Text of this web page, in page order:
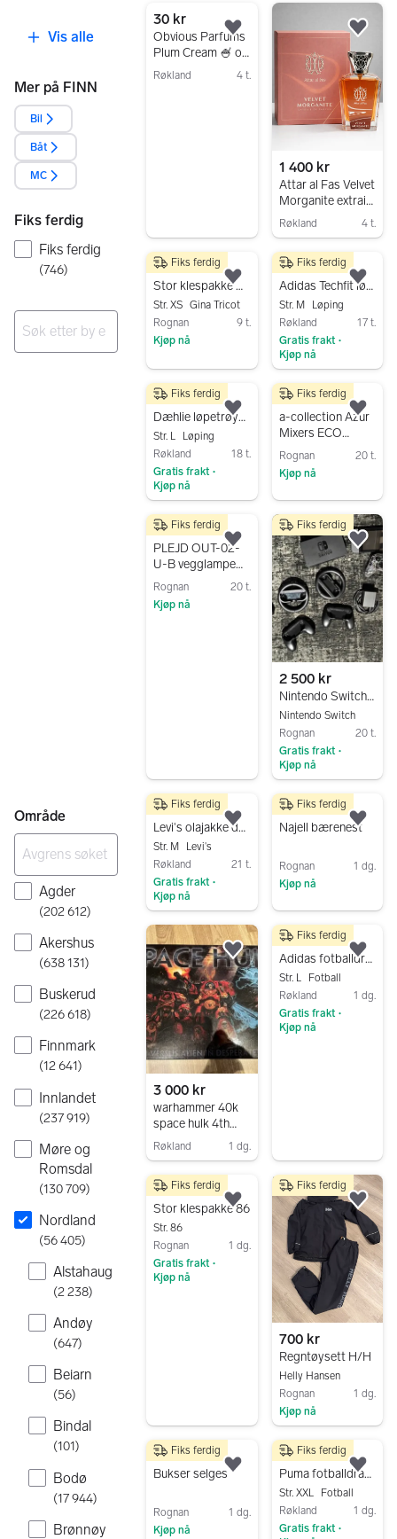
Vis alle
Mer på FINN
Bil
Båt
MC
Fiks ferdig
Fiks ferdig
(746)
Område
Agder
(202 612)
Akershus
(638 131)
Buskerud
(226 618)
Finnmark
(12 641)
Innlandet
(237 919)
Møre og
Romsdal
(130 709)
Nordland
(56 405)
Alstahaug
(2 238)
Andøy
(647)
Beiarn
(56)
Bindal
(101)
Bodø
(17 944)
Brønnøy
30 kr
Obvious Parfums
Plum Cream 🍧 og
Une Rose🌹
Røkland 4 t.
Legg til som favoritt.
1 400 kr
Attar al Fas Velvet
Morganite extrait
parfyme
Røkland 4 t.
650 kr
Stor klespakke XS/S
Str. XS Gina Tricot
Rognan
9 t.
Kjøp nå
Fiks ferdig
Legg til som favoritt.
Gå til annonsen
100 kr
Adidas Techfit løpeshorts M svart unisex
Str. M
Løping
Røkland
17 t.
Gratis frakt •
Kjøp nå
Fiks ferdig
150 kr
Dæhlie løpetrøye langermet L blå
Str. L
Løping
Røkland
18 t.
Gratis frakt •
Kjøp nå
Fiks ferdig
Legg til som favoritt.
800 kr
a-collection Azur
Mixers ECO
dusjbatteri krom
Rognan
20 t.
Kjøp nå
Fiks ferdig
Gå til annonsen
1 100 kr
PLEJD OUT-02-
U-B vegglampe
utendørs svart
Rognan
20 t.
Kjøp nå
Fiks ferdig
Legg til som favoritt.
2 500 kr
Nintendo Switch pluss tilbehør
Nintendo Switch
Rognan
20 t.
Gratis frakt •
Kjøp nå
Fiks ferdig
1 000 kr
Levi's olajakke denim Trucker M blå dame
Str. M
Levi's
Røkland
21 t.
Gratis frakt •
Kjøp nå
Fiks ferdig
Legg til som favoritt.
700 kr
Najell bærenest
Rognan
1 dg.
Kjøp nå
Fiks ferdig
Gå til annonsen
3 000 kr
warhammer 40k
space hulk 4th
edition
Røkland 1 dg.
Legg til som favoritt.
100 kr
Adidas fotballdrakt Rimi svart/hvit L
Str. L
Fotball
Røkland
1 dg.
Gratis frakt •
Kjøp nå
Fiks ferdig
1 200 kr
Stor klespakke 86
Str. 86
Rognan
1 dg.
Gratis frakt •
Kjøp nå
Fiks ferdig
Legg til som favoritt.
700 kr
Regntøysett H/H
Helly Hansen
Rognan
1 dg.
Kjøp nå
Fiks ferdig
50 kr
Bukser selges
Rognan
1 dg.
Kjøp nå
Fiks ferdig
Legg til som favoritt.
150 kr
Puma fotballdrakt XXL grønn
Str. XXL
Fotball
Røkland
1 dg.
Gratis frakt •
Fiks ferdig